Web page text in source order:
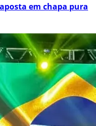
em chapa pura